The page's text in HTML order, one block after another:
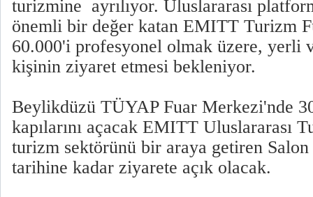
turizmine ayrılıyor. Uluslararası
önemli bir değer katan EMITT Turizm
60.000'i profesyonel olmak üzere, yerli
kişinin ziyaret etmesi bekleniyor.
Beylikdüzü TÜYAP Fuar Merkezi'nde
kapılarını açacak EMITT Uluslararası
turizm sektörünü bir araya getiren
tarihine kadar ziyarete açık olacak.